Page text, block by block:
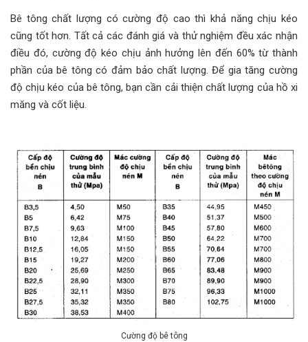
Bê tông chất lượng có cường độ cao thì khả năng chịu kéo
cũng tốt hơn. Tất cả các đánh giá và thử nghiệm đều xác nhận
điều đó, cường độ kéo chịu ảnh hưởng lên đến 60% từ thành
phần của bê tông có đảm bảo chất lượng. Để gia tăng cường
độ chịu kéo của bê tông, bạn cần cải thiện chất lượng của hồ xi
măng và cốt liệu.
Cường độ bê tông